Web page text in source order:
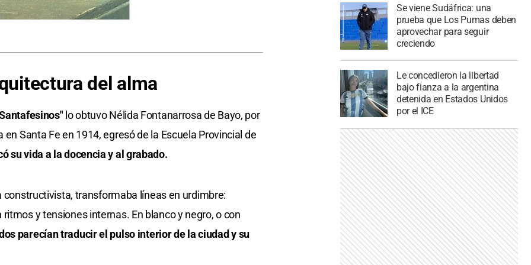
del alma
lo obtuvo Nélida Fontanarrosa de Bayo, por
en Santa Fe en 1914, egresó de la Escuela Provincial de
su vida a la docencia y al grabado.
transformaba líneas en urdimbre:
y tensiones internas. En blanco y negro, o con
parecían traducir el pulso interior de la ciudad y su
Se viene Sudáfrica: una
prueba que Los Pumas deben
aprovechar para seguir
creciendo
Le concedieron la libertad
bajo fianza a la argentina
detenida en Estados Unidos
por el ICE